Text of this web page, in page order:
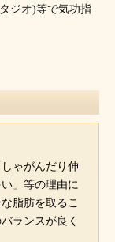
ジオ)等で気功指
ゃがんだり伸
」等の理由に
脂肪を取るこ
ランスが良く